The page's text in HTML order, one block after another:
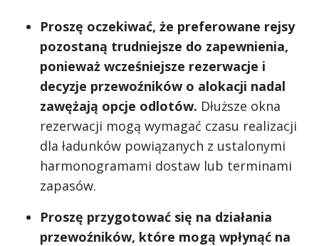
Proszę oczekiwać, że preferowane rejsy
pozostaną trudniejsze do zapewnienia,
ponieważ wcześniejsze rezerwacje i
decyzje przewoźników o alokacji nadal
zawężają opcje odlotów. Dłuższe okna
rezerwacji mogą wymagać czasu realizacji
dla ładunków powiązanych z ustalonymi
harmonogramami dostaw lub terminami
zapasów.
Proszę przygotować się na działania
przewoźników, które mogą wpłynąć na